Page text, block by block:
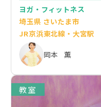
ヨガ・フィットネス
埼玉県 さいたま市
JR京浜東北線・大宮駅
岡本 薫
教室